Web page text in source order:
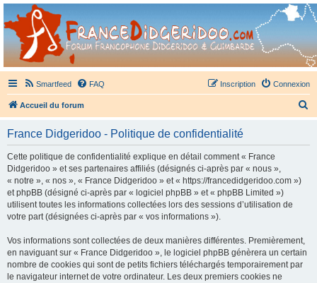
France Didgeridoo
Didgeridoo et Guimbarde sur France Didgeridoo - retrouvez la communauté.
Smartfeed FAQ Connexion
Inscription
Accueil du forum
France Didgeridoo - Politique de confidentialité
Cette politique de confidentialité explique en détail comment « France
Didgeridoo » et ses partenaires affiliés (désignés ci-après par « nous »,
« notre », « nos », « France Didgeridoo » et « https://francedidgeridoo.com »)
et phpBB (désigné ci-après par « logiciel phpBB » et « phpBB Limited »)
utilisent toutes les informations collectées lors des sessions d’utilisation de
votre part (désignées ci-après par « vos informations »).
Vos informations sont collectées de deux manières différentes. Premièrement,
en naviguant sur « France Didgeridoo », le logiciel phpBB génèrera un certain
nombre de cookies qui sont de petits fichiers téléchargés temporairement par
le navigateur internet de votre ordinateur. Les deux premiers cookies ne